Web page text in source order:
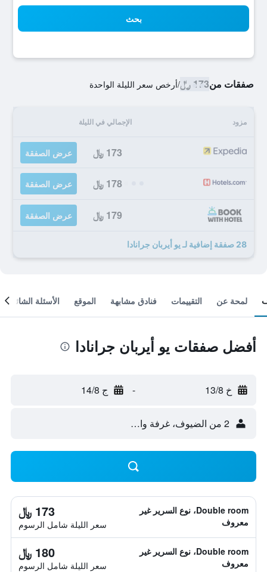
بحث
صفقات من173 ﷼ /أرخص سعر الليلة الواحدة
مزود الإجمالي في الليلة
173 ﷼ عرض الصفقة
178 ﷼ عرض الصفقة
179 ﷼ عرض الصفقة
28 صفقة إضافية لـ يو أيربان جرانادا
لمحة عن التقييمات فنادق مشابهة الموقع الأسئلة الشائعة
أفضل صفقات يو أيربان جرانادا
خ 13/8 - ج 14/8
2 من الضيوف، غرفة واحدة
Double room، نوع السرير غير
معروف
173 ﷼
سعر الليلة شامل الرسوم
Double room، نوع السرير غير
معروف
180 ﷼
سعر الليلة شامل الرسوم